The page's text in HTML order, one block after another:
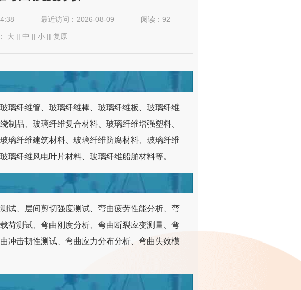
最近访问： 2026-08-09 阅读：92
大 中 小|| 复原
璃纤维管、玻璃纤维棒、玻璃纤维板、玻璃纤维
制品、玻璃纤维复合材料、玻璃纤维增强塑料、
璃纤维建筑材料、玻璃纤维防腐材料、玻璃纤维
璃纤维风电叶片材料、玻璃纤维船舶材料等。
试、层间剪切强度测试、弯曲疲劳性能分析、弯
荷测试、弯曲刚度分析、弯曲断裂应变测量、弯
冲击韧性测试、弯曲应力分布分析、弯曲失效模